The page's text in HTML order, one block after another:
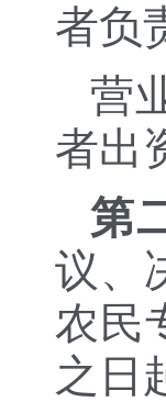
者负
营
者出
第
议、
农民
之日